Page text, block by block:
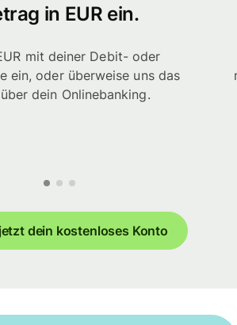
in EUR ein.
mit deiner Debit- oder
ein, oder überweise uns das
dein Onlinebanking.
dein kostenloses Konto